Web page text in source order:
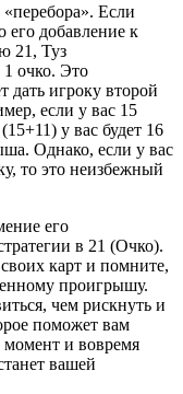
«перебора». Если
его добавление к
21, Туз
1 очко. Это
дать игроку второй
если у вас 15
у вас будет 16
Однако, если у вас
то это неизбежный
его
в 21 (Очко).
карт и помните,
проигрышу.
чем рискнуть и
поможет вам
момент и вовремя
вашей